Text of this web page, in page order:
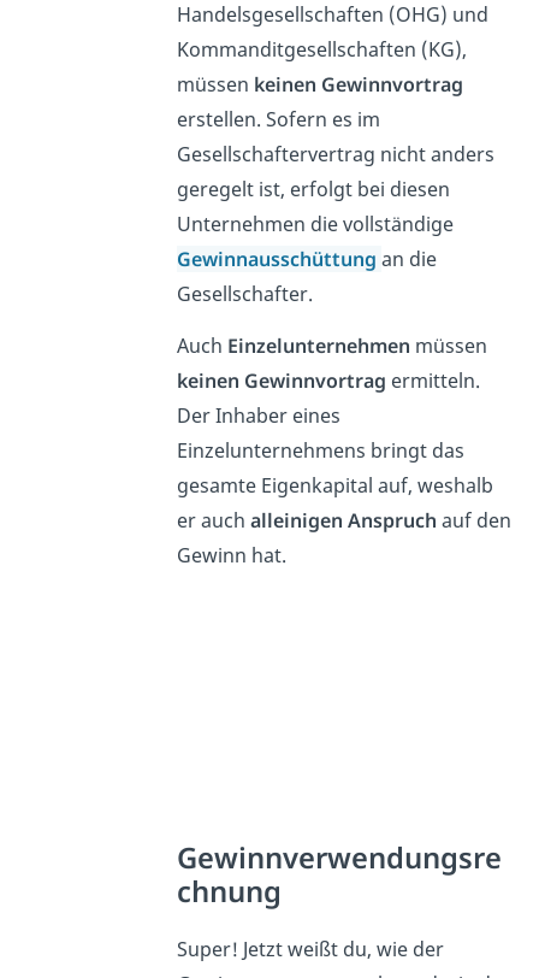
Handelsgesellschaften (OHG) und
Kommanditgesellschaften (KG),
müssen keinen Gewinnvortrag
erstellen. Sofern es im
Gesellschaftervertrag nicht anders
geregelt ist, erfolgt bei diesen
Unternehmen die vollständige
Gewinnausschüttungan die
Gesellschafter.
Auch Einzelunternehmen müssen
keinen Gewinnvortrag ermitteln.
Der Inhaber eines
Einzelunternehmens bringt das
gesamte Eigenkapital auf, weshalb
er auchalleinigen Anspruch auf den
Gewinn hat.
Gewinnverwendungsre
chnung
Super! Jetzt weißt du, wie der